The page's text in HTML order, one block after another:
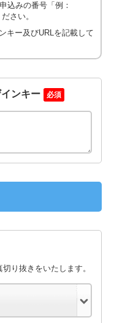
込みの番号「例：
さい。
キー及びURLを記載して
ンキー 必須
り抜きをいたします。